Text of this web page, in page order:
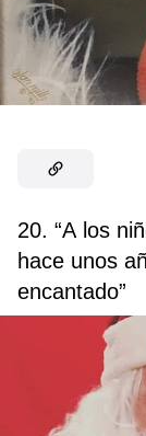
20. “A los
hace unos
encantado”